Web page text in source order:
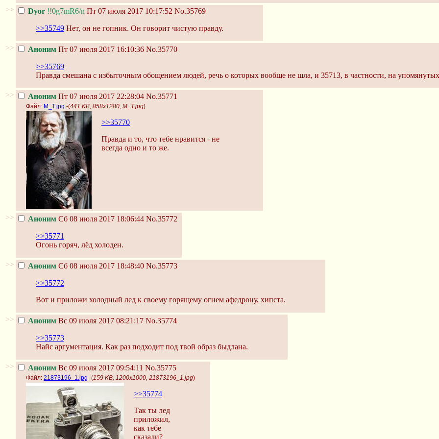
>> Dyor !!0g7mR6/n Пт 07 июля 2017 10:17:52 No.35769
>>35749 Нет, он не гопник. Он говорит чистую правду.
>> Аноним Пт 07 июля 2017 16:10:36 No.35770
>>35769
Правда смешана с избыточным обощением людей, речь о которых вообще не шла, и 35713, в частности, на
>> Аноним Пт 07 июля 2017 22:28:04 No.35771
Файл: M_T.jpg -(441 KB, 858x1280, M_T.jpg)
>>35770
Правда и то, что тебе нравится - не
всегда одно и то же.
>> Аноним Сб 08 июля 2017 18:06:44 No.35772
>>35771
Огонь горяч, лёд холоден.
>> Аноним Сб 08 июля 2017 18:48:40 No.35773
>>35772
Вот и приложи холодный лед к своему горящему огнем афедрону, хипста.
>> Аноним Вс 09 июля 2017 08:21:17 No.35774
>>35773
Найс аргументация. Как раз подходит под твой образ быдлана.
>> Аноним Вс 09 июля 2017 09:54:11 No.35775
Файл: 21873196_1.jpg -(159 KB, 1200x1000, 21873196_1.jpg)
>>35774
Так ты лед
приложил,
как тебе
сказали?